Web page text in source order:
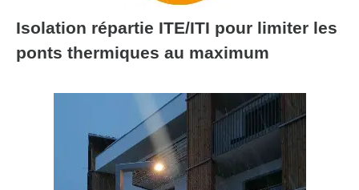
Isolation répartie ITE/ITI pour limiter les
ponts thermiques au maximum